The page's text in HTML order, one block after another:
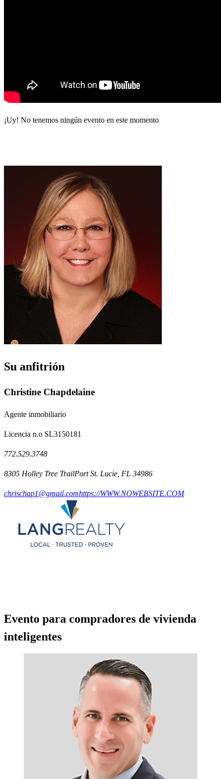
¡Uy! No tenemos ningún evento en este momento
Su anfitrión
Christine Chapdelaine
Agente inmobiliario
Licencia n.o SL3150181
772.529.3748
8305 Holley Tree TrailPort St. Lucie, FL 34986
chrischap1@gmail.comhttps://WWW.NOWEBSITE.COM
Evento para compradores de vivienda
inteligentes